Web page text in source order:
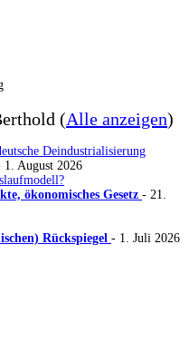
(Alle anzeigen)
Deindustrialisierung
1. August 2026
ökonomisches Gesetz - 21.
Rückspiegel - 1. Juli 2026